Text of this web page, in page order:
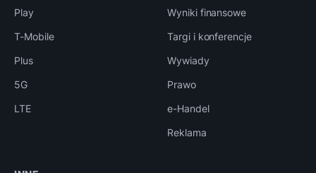
Play
T-Mobile
Plus
5G
LTE
Wyniki finansowe
Targi i konferencje
Wywiady
Prawo
e-Handel
Reklama